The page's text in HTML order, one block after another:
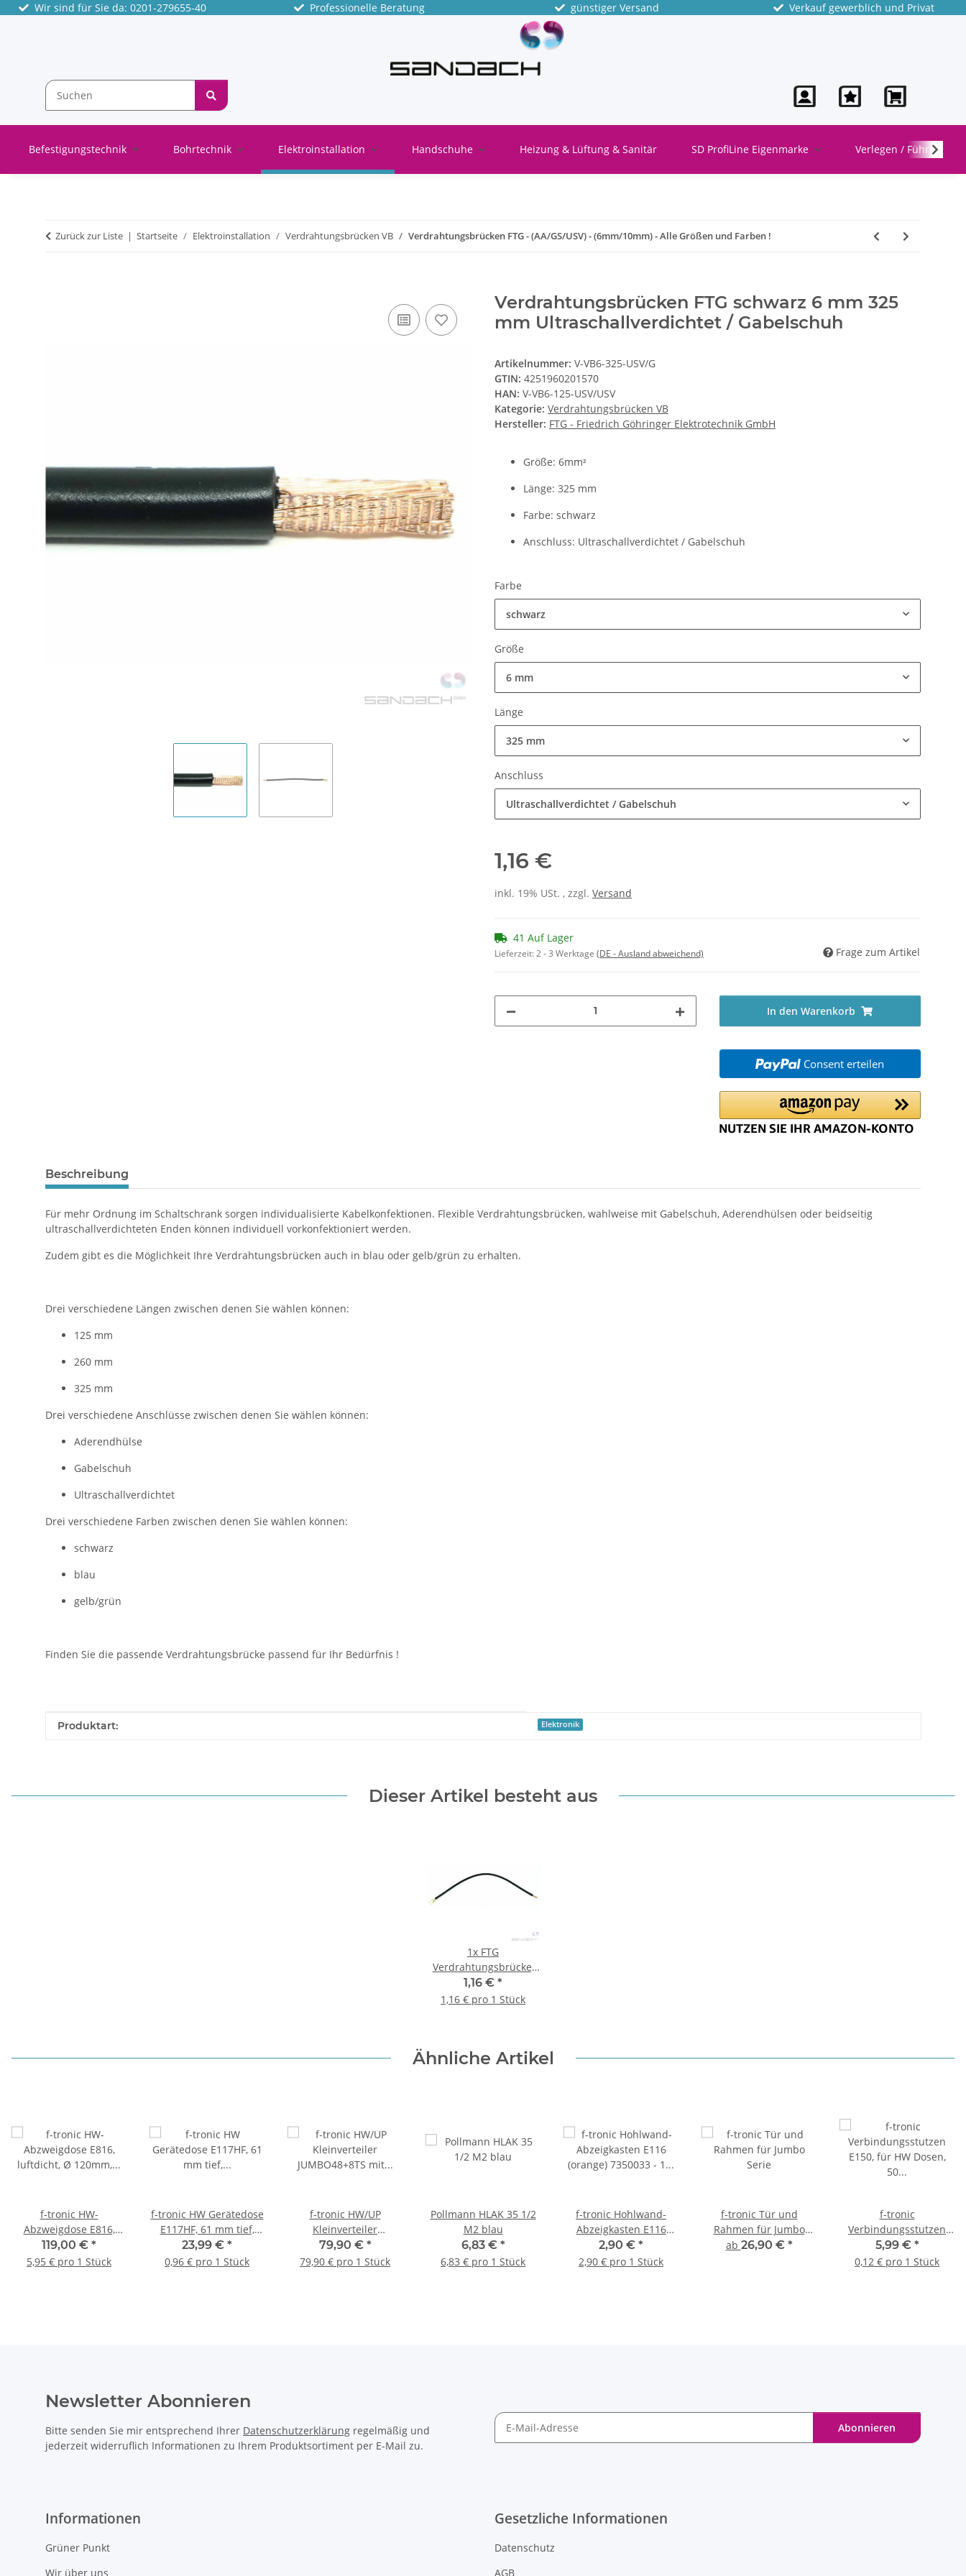
Wir sind für Sie da: 0201-279655-40 Professionelle Beratung günstiger Versand Verkauf gewerblich und Privat
Befestigungstechnik Bohrtechnik Elektroinstallation Handschuhe Heizung & Lüftung & Sanitär SD ProfiLine Eigenmarke Verlegen / Führen
Zurück zur Liste Startseite Elektroinstallation Verdrahtungsbrücken VB Verdrahtungsbrücken FTG - (AA/GS/USV) - (6mm/10mm) - Alle Größen und Farben !
Verdrahtungsbrücken FTG schwarz 6 mm 325
mm Ultraschallverdichtet / Gabelschuh
Artikelnummer: V-VB6-325-USV/G
GTIN: 4251960201570
HAN: V-VB6-125-USV/USV
Kategorie: Verdrahtungsbrücken VB
Hersteller: FTG - Friedrich Göhringer Elektrotechnik GmbH
Größe: 6mm²
Länge: 325 mm
Farbe: schwarz
Anschluss: Ultraschallverdichtet / Gabelschuh
Farbe
schwarz
Größe
6 mm
Länge
325 mm
Anschluss
Ultraschallverdichtet / Gabelschuh
1,16 €
inkl. 19% USt. , zzgl. Versand
41 Auf Lager
Lieferzeit:2 - 3 Werktage (DE - Ausland abweichend) Frage zum Artikel
In den Warenkorb
Consent erteilen
Beschreibung
Für mehr Ordnung im Schaltschrank sorgen individualisierte Kabelkonfektionen. Flexible Verdrahtungsbrücken, wahlweise mit Gabelschuh, Aderendhülsen oder beidseitig
ultraschallverdichteten Enden können individuell vorkonfektioniert werden.
Zudem gibt es die Möglichkeit Ihre Verdrahtungsbrücken auch in blau oder gelb/grün zu erhalten.
Drei verschiedene Längen zwischen denen Sie wählen können:
125 mm
260 mm
325 mm
Drei verschiedene Anschlüsse zwischen denen Sie wählen können:
Aderendhülse
Gabelschuh
Ultraschallverdichtet
Drei verschiedene Farben zwischen denen Sie wählen können:
schwarz
blau
gelb/grün
Finden Sie die passende Verdrahtungsbrücke passend für Ihr Bedürfnis !
Produkteigenschaft
Wert
Produktart: Elektronik
Dieser Artikel besteht aus
1x FTG
Verdrahtungsbrücke,
6mm², 325mm lang,
schwarz, 1x
1,16 € *
1,16 € pro 1 Stück
Ähnliche Artikel
f-tronic HW-
Abzweigdose E816,
luftdicht, Ø 120mm,
65mm tief, 20 Stück
119,00 € *
5,95 € pro 1 Stück
f-tronic HW Gerätedose
E117HF, 61 mm tief,
halogenfrei, 25 Stück
23,99 € *
0,96 € pro 1 Stück
f-tronic HW/UP
Kleinverteiler
JUMBO48+8TS mit
Traggerüst, 4-reihig
79,90 € *
79,90 € pro 1 Stück
Pollmann HLAK 35 1/2
M2 blau
6,83 € *
6,83 € pro 1 Stück
f-tronic Hohlwand-
Abzeigkasten E116
(orange) 7350033 - 1
Stück
2,90 € *
2,90 € pro 1 Stück
f-tronic Tür und
Rahmen für Jumbo
Serie
ab 26,90 € *
f-tronic
Verbindungsstutzen
E150, für HW Dosen, 50
Stück
5,99 € *
0,12 € pro 1 Stück
Newsletter Abonnieren
Bitte senden Sie mir entsprechend Ihrer Datenschutzerklärung regelmäßig und
jederzeit widerruflich Informationen zu Ihrem Produktsortiment per E-Mail zu.
Abonnieren
Informationen
Grüner Punkt
Wir über uns
Gesetzliche Informationen
Datenschutz
AGB